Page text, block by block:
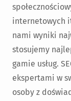
internetowych
nami wyniki
stosujemy
gamie usług.
ekspertami w
osoby z